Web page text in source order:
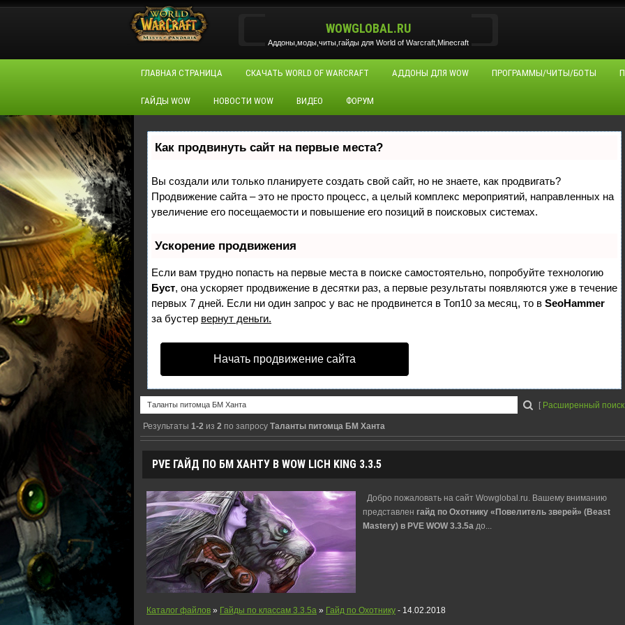
WOWGLOBAL.RU
Аддоны,моды,читы,гайды для World of Warcraft,Minecraft
ГЛАВНАЯ СТРАНИЦА СКАЧАТЬ WORLD OF WARCRAFT АДДОНЫ ДЛЯ WOW ПРОГРАММЫ/ЧИТЫ/БОТЫ
ГАЙДЫ WOW НОВОСТИ WOW ВИДЕО ФОРУМ
Как продвинуть сайт на первые места?
Вы создали или только планируете создать свой сайт, но не знаете, как продвигать?
Продвижение сайта – это не просто процесс, а целый комплекс мероприятий, направленных на
увеличение его посещаемости и повышение его позиций в поисковых системах.
Ускорение продвижения
Если вам трудно попасть на первые места в поиске самостоятельно, попробуйте технологию
Буст, она ускоряет продвижение в десятки раз, а первые результаты появляются уже в течение
первых 7 дней. Если ни один запрос у вас не продвинется в Топ10 за месяц, то в SeoHammer
за бустер вернут деньги.
Начать продвижение сайта
[ Расширенный поиск
Результаты 1-2 из 2 по запросу Таланты питомца БМ Ханта
PVE ГАЙД ПО БМ ХАНТУ В WOW LICH KING 3.3.5
Добро пожаловать на сайт Wowglobal.ru. Вашему вниманию
представлен гайд по Охотнику «Повелитель зверей» (Beast
Mastery) в PVE WOW 3.3.5а до
Каталог файлов » Гайды по классам 3.3.5a » Гайд по Охотнику - 14.02.2018